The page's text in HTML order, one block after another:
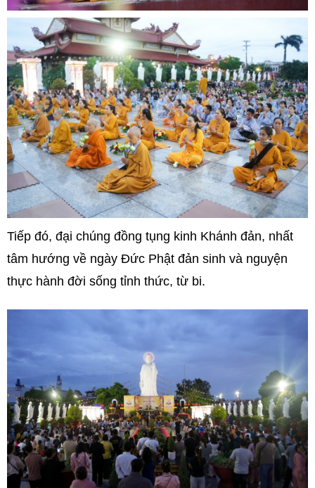
Tiếp đó, đại chúng đồng tụng kinh Khánh đản, nhất
tâm hướng về ngày Đức Phật đản sinh và nguyện
thực hành đời sống tỉnh thức, từ bi.